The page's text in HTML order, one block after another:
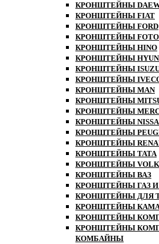
КРОНШТЕЙНЫ
КРОНШТЕЙНЫ FIAT
КРОНШТЕЙНЫ FORD
КРОНШТЕЙНЫ
КРОНШТЕЙНЫ HINO
КРОНШТЕЙНЫ
КРОНШТЕЙНЫ
КРОНШТЕЙНЫ
КРОНШТЕЙНЫ MAN
КРОНШТЕЙНЫ
КРОНШТЕЙНЫ
КРОНШТЕЙНЫ
КРОНШТЕЙНЫ
КРОНШТЕЙНЫ
КРОНШТЕЙНЫ TATA
КРОНШТЕЙНЫ
КРОНШТЕЙНЫ ВАЗ
КРОНШТЕЙНЫ ГАЗ И
КРОНШТЕЙНЫ ДЛЯ
КРОНШТЕЙНЫ
КРОНШТЕЙНЫ
КРОНШТЕЙНЫ
КОМБАЙНЫ